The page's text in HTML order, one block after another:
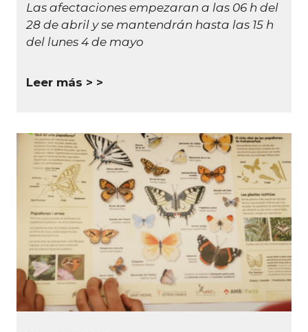
Las afectaciones empezaran a las 06 h del
28 de abril y se mantendrán hasta las 15 h
del lunes 4 de mayo
Leer más >